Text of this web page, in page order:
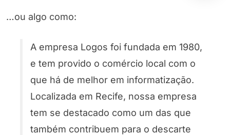
…ou algo como:
A empresa Logos foi fundada em 1980,
e tem provido o comércio local com o
que há de melhor em informatização.
Localizada em Recife, nossa empresa
tem se destacado como um das que
também contribuem para o descarte